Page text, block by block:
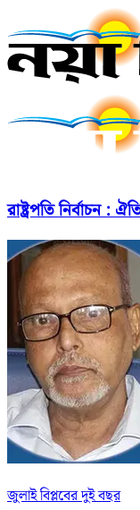
রাষ্ট্রপতি নির্বাচন :
জুলাই বিপ্লবের দুই বছর